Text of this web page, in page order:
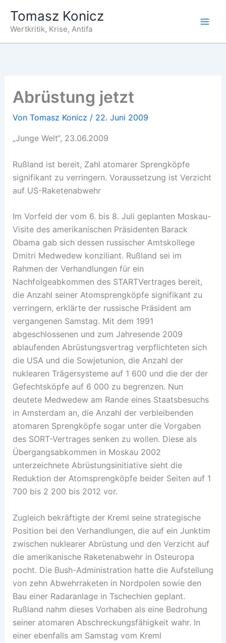
Inhalt
springen
Tomasz Konicz
Wertkritik, Krise, Antifa
Abrüstung jetzt
Von Tomasz Konicz / 22. Juni 2009
„Junge Welt“, 23.06.2009
Rußland ist bereit, Zahl atomarer Sprengköpfe
signifikant zu verringern. Voraussetzung ist Verzicht
auf US-Raketenabwehr
Im Vorfeld der vom 6. bis 8. Juli geplanten Moskau-
Visite des amerikanischen Präsidenten Barack
Obama gab sich dessen russischer Amtskollege
Dmitri Medwedew konziliant. Rußland sei im
Rahmen der Verhandlungen für ein
Nachfolgeabkommen des STARTVertrages bereit,
die Anzahl seiner Atomsprengköpfe signifikant zu
verringern, erklärte der russische Präsident am
vergangenen Samstag. Mit dem 1991
abgeschlossenen und zum Jahresende 2009
ablaufenden Abrüstungsvertrag verpflichteten sich
die USA und die Sowjetunion, die Anzahl der
nuklearen Trägersysteme auf 1 600 und die der der
Gefechtsköpfe auf 6 000 zu begrenzen. Nun
deutete Medwedew am Rande eines Staatsbesuchs
in Amsterdam an, die Anzahl der verbleibenden
atomaren Sprengköpfe sogar unter die Vorgaben
des SORT-Vertrages senken zu wollen. Diese als
Übergangsabkommen in Moskau 2002
unterzeichnete Abrüstungsinitiative sieht die
Reduktion der Atomsprengköpfe beider Seiten auf 1
700 bis 2 200 bis 2012 vor.
Zugleich bekräftigte der Kreml seine strategische
Position bei den Verhandlungen, die auf ein Junktim
zwischen nuklearer Abrüstung und den Verzicht auf
die amerikanische Raketenabwehr in Osteuropa
pocht. Die Bush-Administration hatte die Aufstellung
von zehn Abwehrraketen in Nordpolen sowie den
Bau einer Radaranlage in Tschechien geplant.
Rußland nahm dieses Vorhaben als eine Bedrohung
seiner atomaren Abschreckungsfähigkeit wahr. In
einer ebenfalls am Samstag vom Kreml